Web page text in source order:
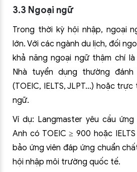
3.3 Ngoại ngữ
Trong thời kỳ hội nhập, ngoại
lớn. Với các ngành du lịch, đối
khả năng ngoại ngữ thậm chí
Nhà tuyển dụng thường
(TOEIC, IELTS, JLPT…) hoặc
ngữ.
Ví dụ: Langmaster yêu cầu
Anh có TOEIC ≥ 900 hoặc
bảo ứng viên đáp ứng chuẩn
hội nhập môi trường quốc tế.